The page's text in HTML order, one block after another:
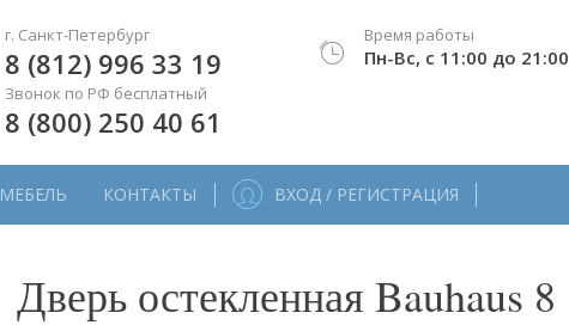
г. Санкт-Петербург
8 (812) 996 33 19
Звонок по РФ бесплатный
8 (800) 250 40 61
Время работы
Пн-Вс, с 11:00 до 21:00
МЕБЕЛЬ КОНТАКТЫ ВХОД / РЕГИСТРАЦИЯ
Дверь остекленная Bauhaus 8